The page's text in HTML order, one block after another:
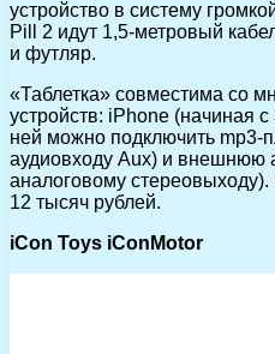
устройство в систему
Pill 2 идут 1,5-метровый
и футляр.
«Таблетка» совместима со
устройств: iPhone (начиная
ней можно подключить mp3-
аудиовходу Aux) и внешнюю
аналоговому стереовыходу).
12 тысяч рублей.
iCon Toys iConMotor